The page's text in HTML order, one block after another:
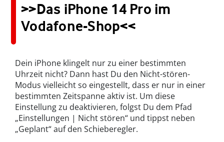
>>Das iPhone 14 Pro im
Vodafone-Shop<<
Dein iPhone klingelt nur zu einer bestimmten
Uhrzeit nicht? Dann hast Du den Nicht-stören-
Modus vielleicht so eingestellt, dass er nur in einer
bestimmten Zeitspanne aktiv ist. Um diese
Einstellung zu deaktivieren, folgst Du dem Pfad
„Einstellungen | Nicht stören“ und tippst neben
„Geplant“ auf den Schieberegler.